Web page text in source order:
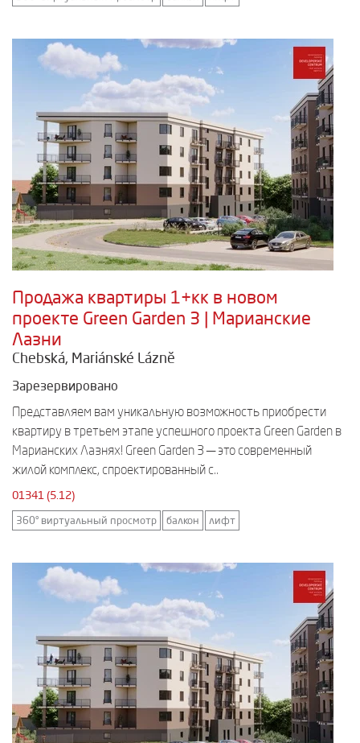
Продажа квартиры 1+кк в новом
проекте Green Garden 3 | Марианские
Лазни
Chebská, Mariánské Lázně
Зарезервировано
Представляем вам уникальную возможность приобрести
квартиру в третьем этапе успешного проекта Green Garden в
Марианских Лазнях! Green Garden 3 — это современный
жилой комплекс, спроектированный с..
01341 (5.12)
360° виртуальный просмотр балкон лифт